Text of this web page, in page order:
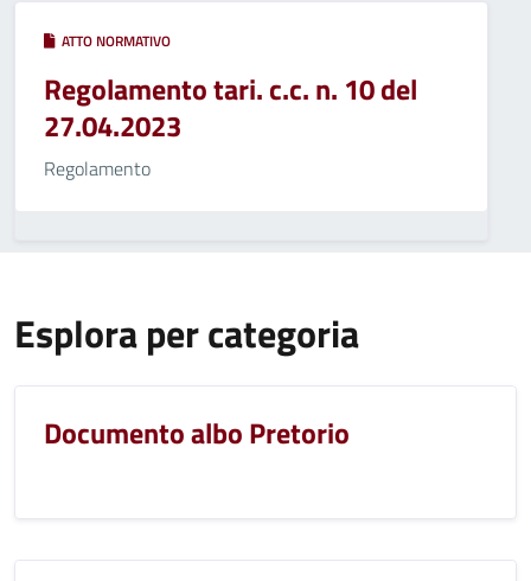
ATTO NORMATIVO
Regolamento tari. c.c. n. 10 del
27.04.2023
Regolamento
Esplora per categoria
Documento albo Pretorio